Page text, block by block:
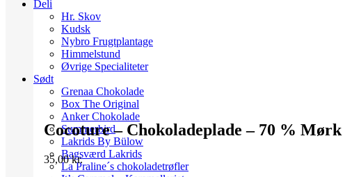
Deli
Hr. Skov
Kudsk
Nybro Frugtplantage
Himmelstund
Øvrige Specialiteter
Sødt
Grenaa Chokolade
Box The Original
Anker Chokolade
Summerbird
Lakrids By Bülow
Bagsværd Lakrids
La Praline´s chokoladetrøfler
Cocoture – Chokoladeplade – 70 % Mørk
35,00kr.